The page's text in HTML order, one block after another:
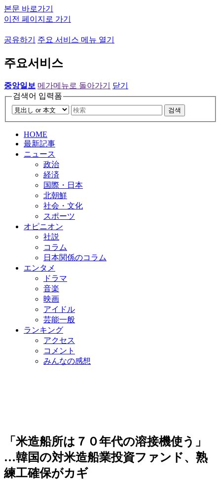
본문 바로가기
이전 페이지로 가기
공유하기 주요 서비스 메뉴 열기
주요서비스
중앙일보 메가메뉴로 돌아가기
닫기
검색어 입력폼
검색
HOME
最新記事
ニュース
政治
経済
国際・日本
北朝鮮
社会・文化
スポーツ
オピニオン
社説
コラム
日本関係のコラム
エンタメ
ドラマ
音楽
映画
アイドル
芸能一般
ランキング
アクセス
コメント
みんなの感想
「米造船所は７０年代の溶接機使う」
…韓国の対米造船業投資ファンド、熟
練工確保がカギ